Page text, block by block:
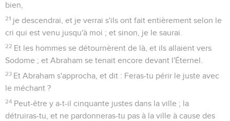
bien,
21 je descendrai, et je verrai s'ils ont fait entièrement selon le
cri qui est venu jusqu'à moi ; et sinon, je le saurai.
22 Et les hommes se détournèrent de là, et ils allaient vers
Sodome ; et Abraham se tenait encore devant l'Éternel.
23 Et Abraham s'approcha, et dit : Feras-tu périr le juste avec
le méchant ?
24 Peut-être y a-t-il cinquante justes dans la ville ; la
détruiras-tu, et ne pardonneras-tu pas à la ville à cause des